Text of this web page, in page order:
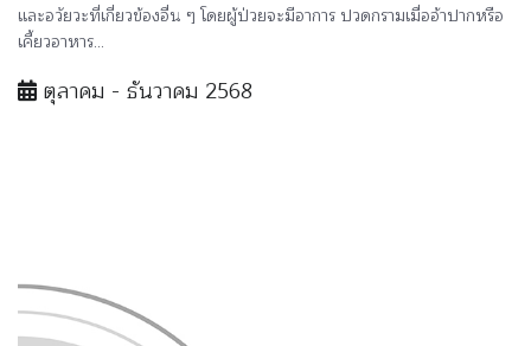
และอวัยวะที่เกี่ยวข้องอื่น ๆ โดยผู้ป่วยจะมีอาการ ปวดกรามเมื่ออ้าปากหรือ
เคี้ยวอาหาร...
ตุลาคม - ธันวาคม 2568